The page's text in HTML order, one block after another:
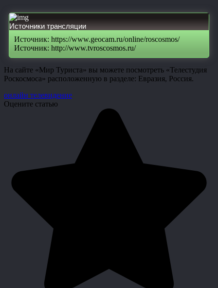
Источники трансляции
Источник: https://www.geocam.ru/online/roscosmos/
Источник: http://www.tvroscosmos.ru/
На сайте «Мир Туриста» вы можете посмотреть «Телестудия
Роскосмоса» расположенную в разделе: Евразия, Россия.
онлайн телевидение
Оцените статью